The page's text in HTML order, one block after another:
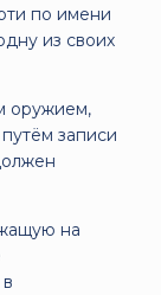
по имени
из своих
оружием,
записи
на